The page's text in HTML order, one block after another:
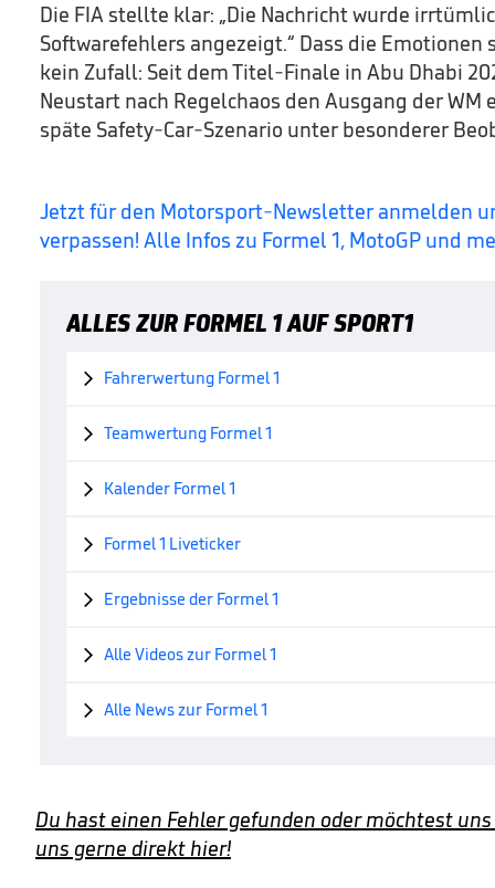
Die FIA stellte klar: „Die Nachricht wurde
Softwarefehlers angezeigt.“ Dass die Emotionen
kein Zufall: Seit dem Titel-Finale in Abu Dhabi
Neustart nach Regelchaos den Ausgang der WM
späte Safety-Car-Szenario unter besonderer
Jetzt für den Motorsport-Newsletter anmelden
verpassen! Alle Infos zu Formel 1, MotoGP und
ALLES ZUR FORMEL 1 AUF SPORT1
 Fahrerwertung Formel 1
 Teamwertung Formel 1
 Kalender Formel 1
 Formel 1 Liveticker
 Ergebnisse der Formel 1
 Alle Videos zur Formel 1
 Alle News zur Formel 1
Du hast einen Fehler gefunden oder möchtest uns
uns gerne direkt hier!